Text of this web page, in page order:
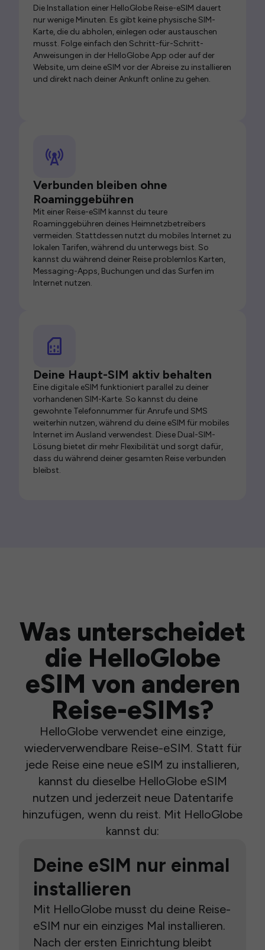
Die Installation einer HelloGlobe Reise-eSIM dauert
nur wenige Minuten. Es gibt keine physische SIM-
Karte, die du abholen, einlegen oder austauschen
musst. Folge einfach den Schritt-für-Schritt-
Anweisungen in der HelloGlobe App oder auf der
Website, um deine eSIM vor der Abreise zu installieren
und direkt nach deiner Ankunft online zu gehen.
Verbunden bleiben ohne
Roaminggebühren
Mit einer Reise-eSIM kannst du teure
Roaminggebühren deines Heimnetzbetreibers
vermeiden. Stattdessen nutzt du mobiles Internet zu
lokalen Tarifen, während du unterwegs bist. So
kannst du während deiner Reise problemlos Karten,
Messaging-Apps, Buchungen und das Surfen im
Internet nutzen.
Deine Haupt-SIM aktiv behalten
Eine digitale eSIM funktioniert parallel zu deiner
vorhandenen SIM-Karte. So kannst du deine
gewohnte Telefonnummer für Anrufe und SMS
weiterhin nutzen, während du deine eSIM für mobiles
Internet im Ausland verwendest. Diese Dual-SIM-
Lösung bietet dir mehr Flexibilität und sorgt dafür,
dass du während deiner gesamten Reise verbunden
bleibst.
Was unterscheidet
die HelloGlobe
eSIM von anderen
Reise-eSIMs?
HelloGlobe verwendet eine einzige,
wiederverwendbare Reise-eSIM. Statt für
jede Reise eine neue eSIM zu installieren,
kannst du dieselbe HelloGlobe eSIM
nutzen und jederzeit neue Datentarife
hinzufügen, wenn du reist. Mit HelloGlobe
kannst du:
Deine eSIM nur einmal
installieren
Mit HelloGlobe musst du deine Reise-
eSIM nur ein einziges Mal installieren.
Nach der ersten Einrichtung bleibt